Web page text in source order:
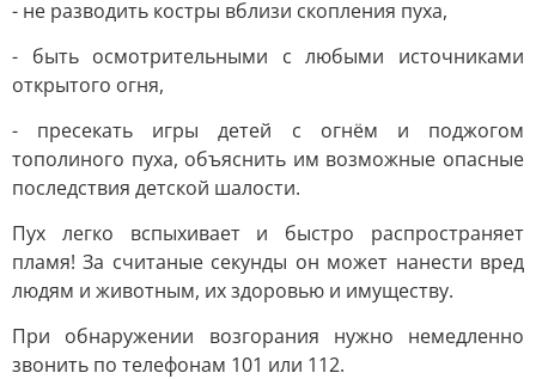
- не разводить костры вблизи скопления пуха,
- быть осмотрительными с любыми источниками
открытого огня,
- пресекать игры детей с огнём и поджогом
тополиного пуха, объяснить им возможные опасные
последствия детской шалости.
Пух легко вспыхивает и быстро распространяет
пламя! За считаные секунды он может нанести вред
людям и животным, их здоровью и имуществу.
При обнаружении возгорания нужно немедленно
звонить по телефонам 101 или 112.